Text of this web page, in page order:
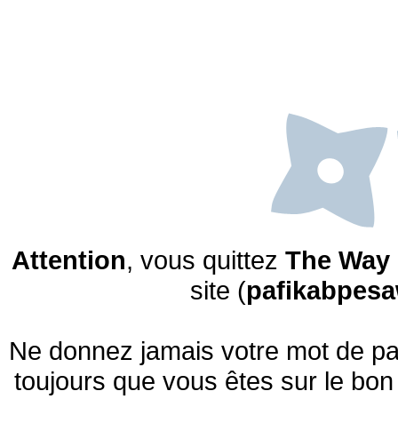
Attention, vous quittez The
site (
Ne donnez jamais votre mot de
toujours que vous êtes sur le